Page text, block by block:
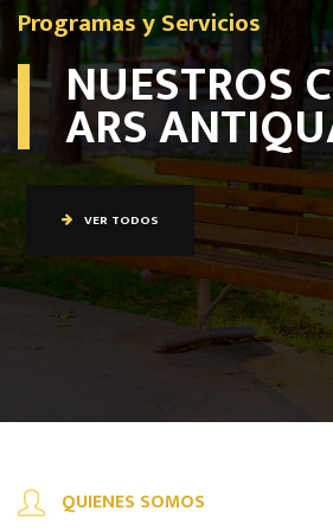
Programas y Servicios
NUESTROS
ARS
VER TODOS
QUIENES SOMOS